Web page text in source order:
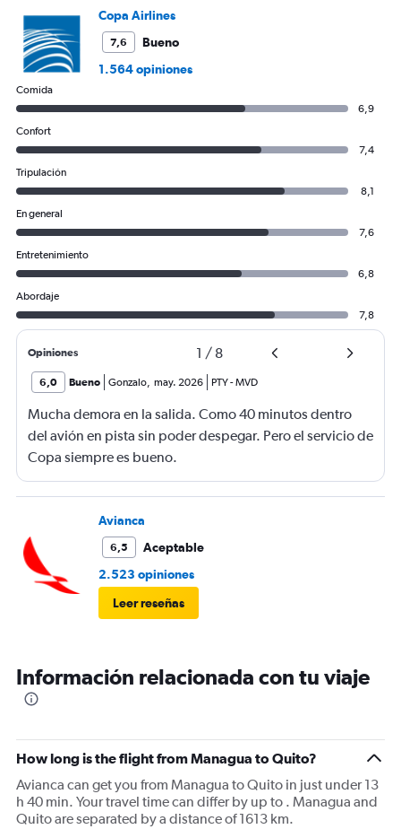
Copa Airlines
7,6
Bueno
1.564 opiniones
Comida
6,9
Confort
7,4
Tripulación
8,1
En general
7,6
Entretenimiento
6,8
Abordaje
7,8
Opiniones 1 / 8
6,0 Bueno Gonzalo, may. 2026 PTY-MVD
Mucha demora en la salida. Como 40 minutos dentro
del avión en pista sin poder despegar. Pero el servicio de
Copa siempre es bueno.
Avianca
6,5
Aceptable
2.523 opiniones
Leer reseñas
Información relacionada con tu viaje
How long is the flight from Managua to Quito?
Avianca can get you from Managua to Quito in just under 13
h 40 min. Your travel time can differ by up to . Managua and
Quito are separated by a distance of 1613 km.